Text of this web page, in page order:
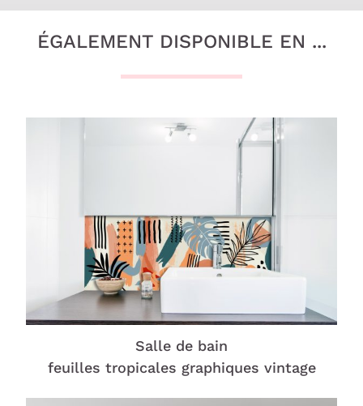
ÉGALEMENT DISPONIBLE EN ...
Salle de bain
feuilles tropicales graphiques vintage